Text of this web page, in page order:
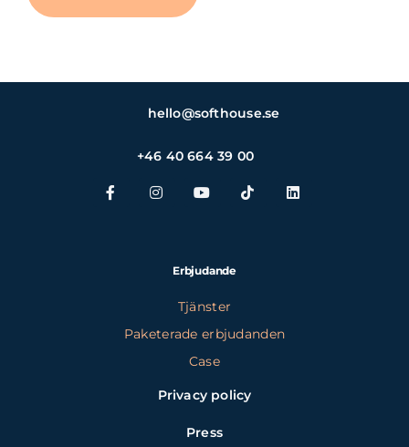
hello@softhouse.se
+46 40 664 39 00
Erbjudande
Tjänster
Paketerade erbjudanden
Case
Privacy policy
Press